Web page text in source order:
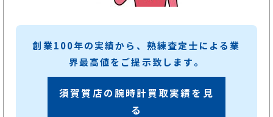
創業100年の実績から、熟練査定士による業
界最高値をご提示致します。
須賀質店の腕時計買取実績を見
る